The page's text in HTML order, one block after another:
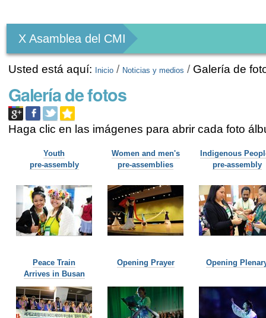
Personales
X Asamblea del CMI
Usted está aquí: Inicio / Noticias y medios / Galería de
Galería de fotos
Haga clic en las imágenes para abrir cada foto
Youth
pre-assembly
Women and men's
pre-assemblies
Indigenous
pre-assembly
Peace Train
Arrives in Busan
Opening Prayer Opening